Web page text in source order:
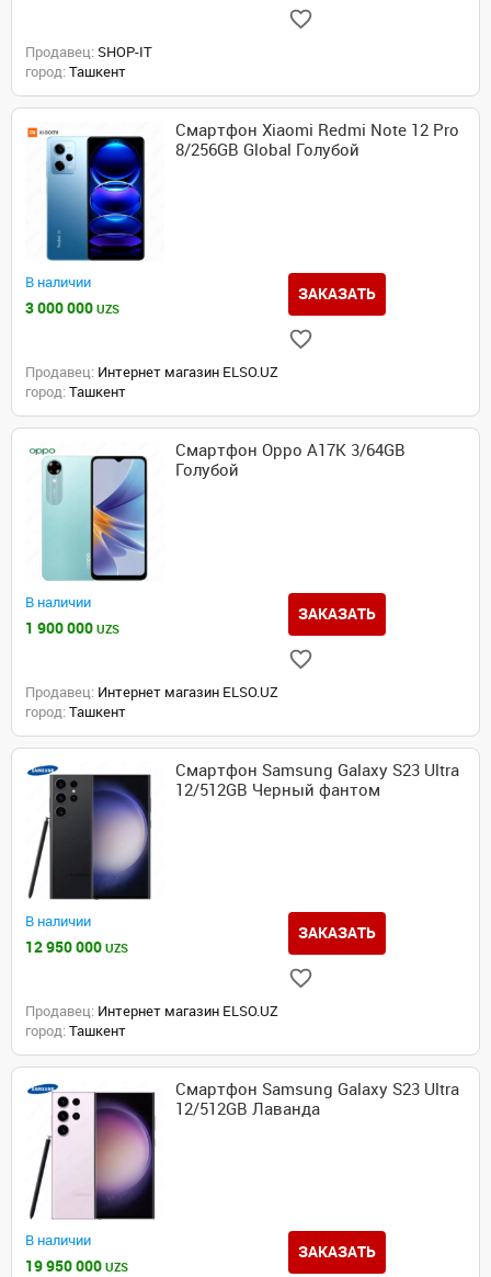
Продавец: SHOP-IT
город: Ташкент
Смартфон Xiaomi Redmi Note 12 Pro
8/256GB Global Голубой
В наличии
3 000 000 UZS
ЗАКАЗАТЬ
Продавец: Интернет магазин ELSO.UZ
город: Ташкент
Смартфон Oppo A17K 3/64GB
Голубой
В наличии
1 900 000 UZS
ЗАКАЗАТЬ
Продавец: Интернет магазин ELSO.UZ
город: Ташкент
Смартфон Samsung Galaxy S23 Ultra
12/512GB Черный фантом
В наличии
12 950 000 UZS
ЗАКАЗАТЬ
Продавец: Интернет магазин ELSO.UZ
город: Ташкент
Смартфон Samsung Galaxy S23 Ultra
12/512GB Лаванда
В наличии
19 950 000 UZS
ЗАКАЗАТЬ